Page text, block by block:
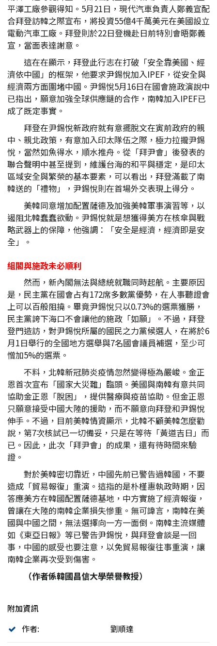
平澤工廠參觀得知。5月21日，現代汽車負責人鄭義宣配
合拜登訪韓之際宣布，將投資55億4千萬美元在美國設立
電動汽車工廠。拜登則於22日登機赴日前特別會晤鄭義
宣，當面表達謝意。
這在在顯示，拜登此行志在打破「安全靠美國、經
濟依中國」的框架，他要求尹錫悅加入IPEF，從安全與
經濟兩方面圍堵中國。尹錫悅5月16日在國會施政演說中
已指出，願意加強全球供應鏈的合作，南韓加入IPEF已
成了既定事實。
拜登在尹錫悅新政府就有意擺脫文在寅前政府的親
中、親北政策，有意加入印太隊伍之際，極力拉攏尹錫
悅，當然如魚得水，順水推舟。從「拜尹會」後發表的
聯合聲明中甚至提到，維護台海的和平與穩定，是印太
區域安全與繁榮的基本要素，可以看出，拜登滿載了南
韓送的「禮物」，尹錫悅則在首場外交表現上得分。
美韓同意增加配置薩德及加強美韓軍事演習等，以
遏阻北韓蠢蠢欲動。尹錫悅就是想獲得美方在核傘與戰
略武器上的保障，他強調：「安全是經濟，經濟即是安
全」。
組閣與施政未必順利
然而，新內閣無法與總統就職同時起航。主要原因
是，民主黨在國會占有172席多數黨優勢，在人事聽證會
上可以百般阻撓。畢竟尹錫悅只以0.73%的選票獲勝，
民主黨誇下海口不會讓他的施政「如願」。不過，拜登
登門造訪，對尹錫悅所屬的國民之力黨候選人，在將於6
月1日舉行的全國地方選舉與7名國會議員補選，至少可
憎加5%的選票。
不料，北韓新冠肺炎疫情忽然變得極為嚴峻。金正
恩首次宣布「國家大災難」臨頭。美國與南韓有意共同
協助金正恩「脫困」，提供醫療與疫苗協助。但金正恩
只願意接受中國大陸的援助，而不願意向拜登和尹錫悅
伸手。不過，目前美韓情資顯示，北韓不顧美韓怎麼勸
說，第7次核試已一切備妥，只是在等待「黃道吉日」而
已。因此，此次「拜尹會」的成果，還有待時間來驗
證。
對於美韓密切靠近，中國先前已警告過韓國，不要
造成「貿易報復」重演。這指的是朴槿惠執政時期，因
答應美方在韓國配置薩德基地，中方實施了經濟報復，
曾讓在大陸的南韓企業損失慘重。無可諱言，南韓在美
國與中國之間，無法選擇向一方一面倒。南韓主流媒體
如《東亞日報》等已警告尹錫悅，與拜登會談是一回
事，中國的感受也要注意，以免貿易報復往事重演，讓
南韓企業再次受到傷害。
（作者係韓國昌信大學榮譽教授）
附加資訊
作者:
劉順達